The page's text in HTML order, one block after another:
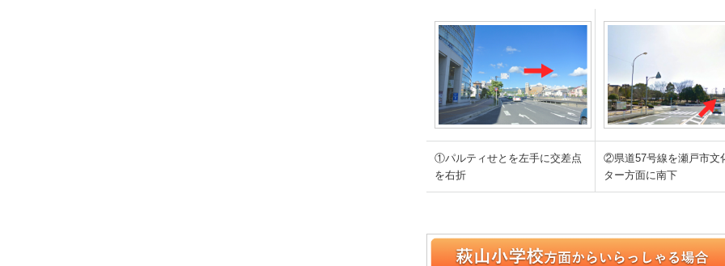
①パルティせとを左手に交差点
を右折
②県道57号線を瀬戸市文
ター方面に南下